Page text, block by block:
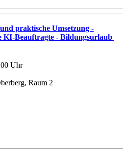
praktische Umsetzung -
KI-Beauftragte - Bildungsurlaub
Uhr
Raum 2